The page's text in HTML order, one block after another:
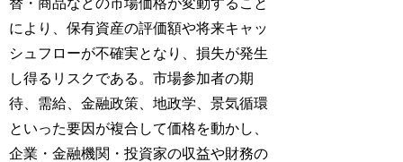
により、保有資産の評価額や将来キャッ
シュフローが不確実となり、損失が発生
し得るリスクである。市場参加者の期
待、需給、金融政策、地政学、景気循環
といった要因が複合して価格を動かし、
企業・金融機関・投資家の収益や財務の